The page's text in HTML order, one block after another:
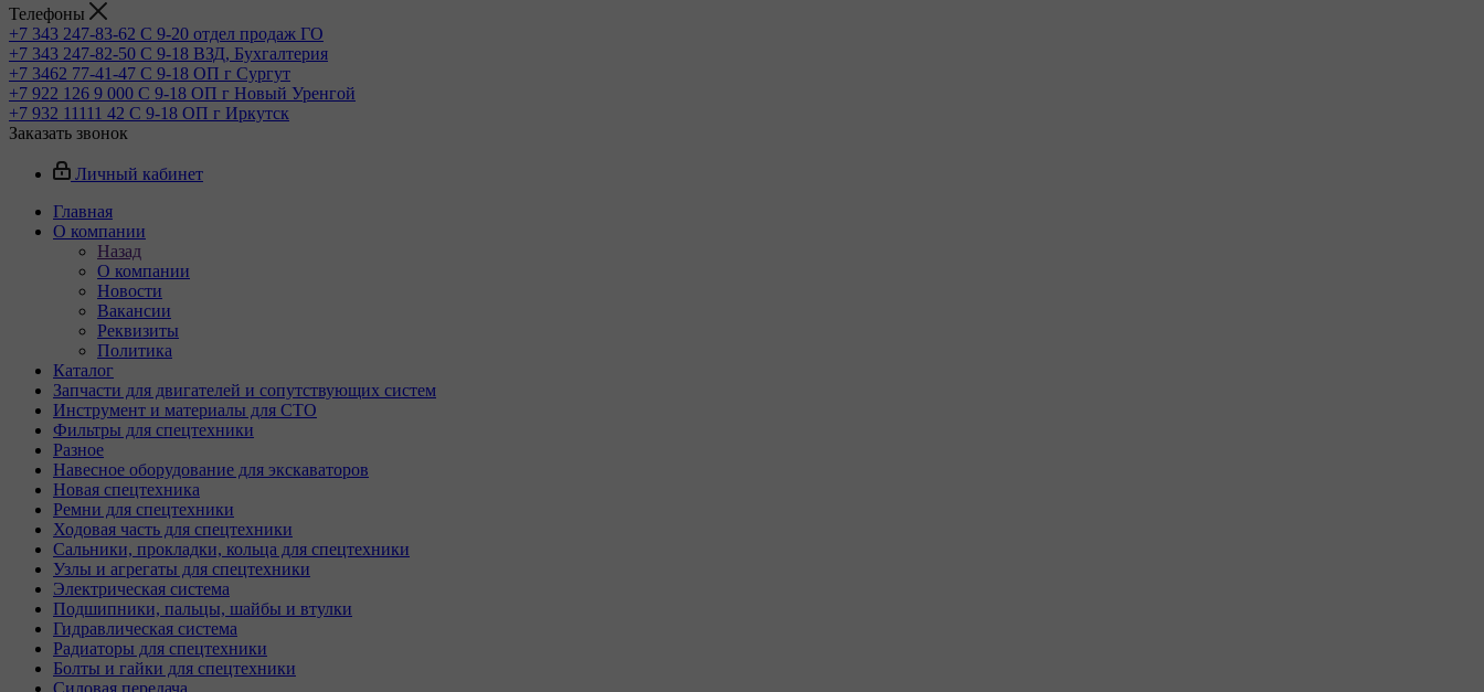
Телефоны
+7 343 247-83-62 С 9-20 отдел продаж ГО
+7 343 247-82-50 С 9-18 ВЗД, Бухгалтерия
+7 3462 77-41-47 С 9-18 ОП г Сургут
+7 922 126 9 000 С 9-18 ОП г Новый Уренгой
+7 932 11111 42 С 9-18 ОП г Иркутск
Заказать звонок
Личный кабинет
Главная
О компании
Назад
О компании
Новости
Вакансии
Реквизиты
Политика
Каталог
Запчасти для двигателей и сопутствующих систем
Инструмент и материалы для СТО
Фильтры для спецтехники
Разное
Навесное оборудование для экскаваторов
Новая спецтехника
Ремни для спецтехники
Ходовая часть для спецтехники
Сальники, прокладки, кольца для спецтехники
Узлы и агрегаты для спецтехники
Электрическая система
Подшипники, пальцы, шайбы и втулки
Гидравлическая система
Радиаторы для спецтехники
Болты и гайки для спецтехники
Силовая передача